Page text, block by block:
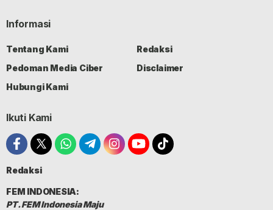
Informasi
Tentang Kami
Redaksi
Pedoman Media Ciber
Disclaimer
Hubungi Kami
Ikuti Kami
Redaksi
FEM INDONESIA:
PT. FEM Indonesia Maju